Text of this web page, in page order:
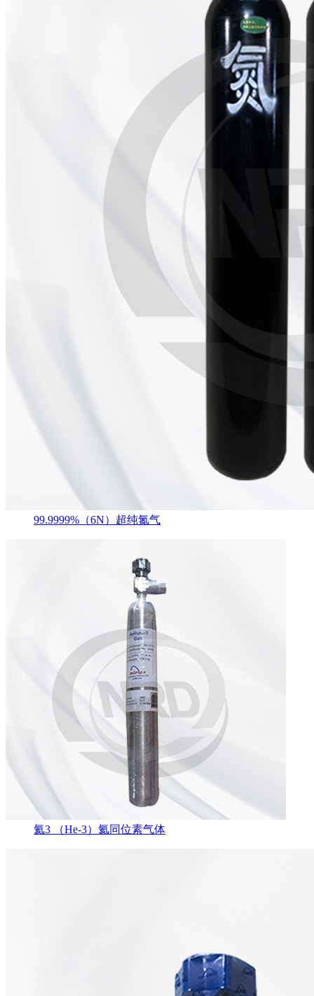
99.9999%（6N）超纯氮气
氦3 （He-3）氦同位素气体